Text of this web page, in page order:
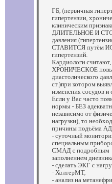
ГБ, (первичная
гипертензии,
клиническим
ДЛИТЕЛЬНОЕ И
давления
СТАВИТСЯ путём
гипертензий.
Кардиологи
ХРОНИЧЕСКОЕ
диастолического
ст.)при котором
изменения сосудов и
Если у Вас часто
нормы - БЕЗ
независимо от
нагрузки), то
причины подъёма
- суточный
специальным
СМАД с подробным
заполнением
- сделать ЭКГ с
- ХолтерМТ,
- анализ на